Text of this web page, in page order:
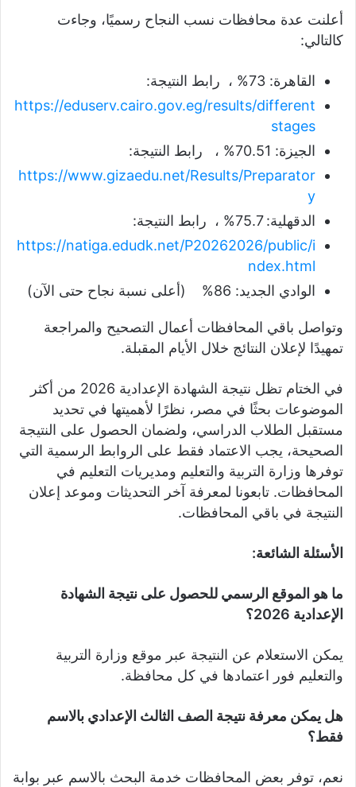
أعلنت عدة محافظات نسب النجاح رسميًا، وجاءت
كالتالي:
القاهرة: 73% ، رابط النتيجة:
https://eduserv.cairo.gov.eg/results/different
stages
الجيزة: 70.51% ، رابط النتيجة:
https://www.gizaedu.net/Results/Preparator
y
الدقهلية: 75.7% ، رابط النتيجة:
https://natiga.edudk.net/P20262026/public/i
ndex.html
الوادي الجديد: 86% (أعلى نسبة نجاح حتى الآن)
وتواصل باقي المحافظات أعمال التصحيح والمراجعة
تمهيدًا لإعلان النتائج خلال الأيام المقبلة.
في الختام تظل نتيجة الشهادة الإعدادية 2026 من أكثر
الموضوعات بحثًا في مصر، نظرًا لأهميتها في تحديد
مستقبل الطلاب الدراسي، ولضمان الحصول على النتيجة
الصحيحة، يجب الاعتماد فقط على الروابط الرسمية التي
توفرها وزارة التربية والتعليم ومديريات التعليم في
المحافظات. تابعونا لمعرفة آخر التحديثات وموعد إعلان
النتيجة في باقي المحافظات.
الأسئلة الشائعة:
ما هو الموقع الرسمي للحصول على نتيجة الشهادة
الإعدادية 2026؟
يمكن الاستعلام عن النتيجة عبر موقع وزارة التربية
والتعليم فور اعتمادها في كل محافظة.
هل يمكن معرفة نتيجة الصف الثالث الإعدادي بالاسم
فقط؟
نعم، توفر بعض المحافظات خدمة البحث بالاسم عبر بوابة